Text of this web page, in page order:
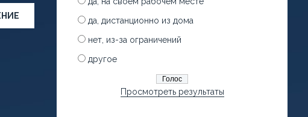
да, дистанционно из дома
нет, из-за ограничений
другое
Просмотреть результаты